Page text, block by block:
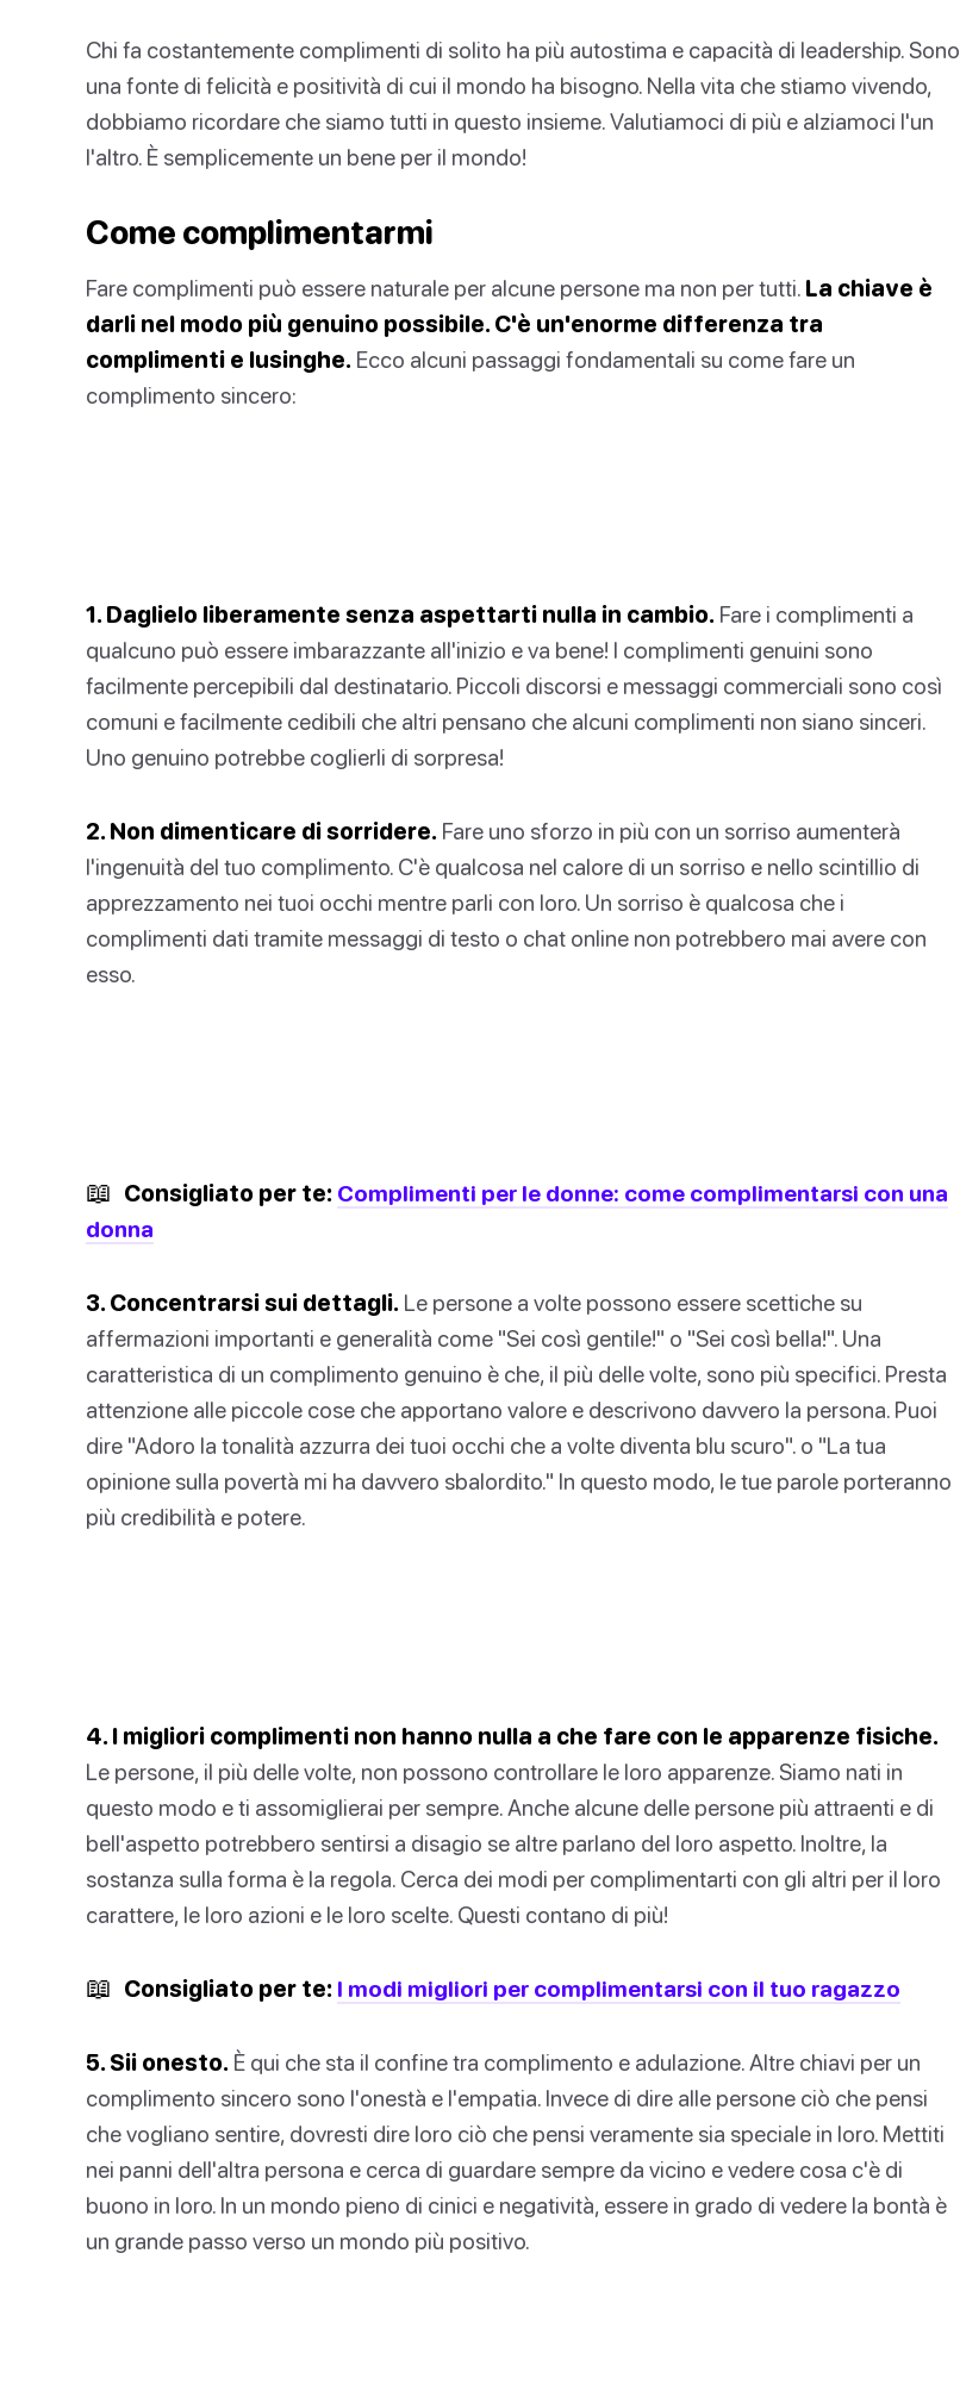
Chi fa costantemente complimenti di solito ha più autostima e capacità di leadership. Sono
una fonte di felicità e positività di cui il mondo ha bisogno. Nella vita che stiamo vivendo,
dobbiamo ricordare che siamo tutti in questo insieme. Valutiamoci di più e alziamoci l'un
l'altro. È semplicemente un bene per il mondo!
Come complimentarmi
Fare complimenti può essere naturale per alcune persone ma non per tutti. La chiave è
darli nel modo più genuino possibile. C'è un'enorme differenza tra
complimenti e lusinghe. Ecco alcuni passaggi fondamentali su come fare un
complimento sincero:
1. Daglielo liberamente senza aspettarti nulla in cambio. Fare i complimenti a
qualcuno può essere imbarazzante all'inizio e va bene! I complimenti genuini sono
facilmente percepibili dal destinatario. Piccoli discorsi e messaggi commerciali sono così
comuni e facilmente cedibili che altri pensano che alcuni complimenti non siano sinceri.
Uno genuino potrebbe coglierli di sorpresa!
2. Non dimenticare di sorridere. Fare uno sforzo in più con un sorriso aumenterà
l'ingenuità del tuo complimento. C'è qualcosa nel calore di un sorriso e nello scintillio di
apprezzamento nei tuoi occhi mentre parli con loro. Un sorriso è qualcosa che i
complimenti dati tramite messaggi di testo o chat online non potrebbero mai avere con
esso.
📖 Consigliato per te: Complimenti per le donne: come complimentarsi con una
donna
3. Concentrarsi sui dettagli. Le persone a volte possono essere scettiche su
affermazioni importanti e generalità come "Sei così gentile!" o "Sei così bella!". Una
caratteristica di un complimento genuino è che, il più delle volte, sono più specifici. Presta
attenzione alle piccole cose che apportano valore e descrivono davvero la persona. Puoi
dire "Adoro la tonalità azzurra dei tuoi occhi che a volte diventa blu scuro". o "La tua
opinione sulla povertà mi ha davvero sbalordito." In questo modo, le tue parole porteranno
più credibilità e potere.
4. I migliori complimenti non hanno nulla a che fare con le apparenze fisiche.
Le persone, il più delle volte, non possono controllare le loro apparenze. Siamo nati in
questo modo e ti assomiglierai per sempre. Anche alcune delle persone più attraenti e di
bell'aspetto potrebbero sentirsi a disagio se altre parlano del loro aspetto. Inoltre, la
sostanza sulla forma è la regola. Cerca dei modi per complimentarti con gli altri per il loro
carattere, le loro azioni e le loro scelte. Questi contano di più!
📖 Consigliato per te: I modi migliori per complimentarsi con il tuo ragazzo
5. Sii onesto. È qui che sta il confine tra complimento e adulazione. Altre chiavi per un
complimento sincero sono l'onestà e l'empatia. Invece di dire alle persone ciò che pensi
che vogliano sentire, dovresti dire loro ciò che pensi veramente sia speciale in loro. Mettiti
nei panni dell'altra persona e cerca di guardare sempre da vicino e vedere cosa c'è di
buono in loro. In un mondo pieno di cinici e negatività, essere in grado di vedere la bontà è
un grande passo verso un mondo più positivo.